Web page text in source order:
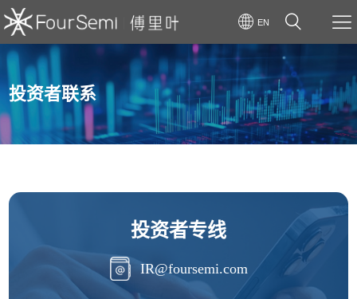
EN
投资者联系
投资者专线
IR@foursemi.com